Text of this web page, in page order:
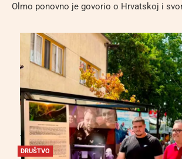
Olmo ponovno je govorio o Hrvatskoj i
DRUŠTVO